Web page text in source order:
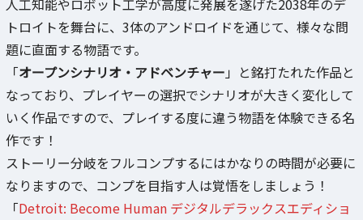
人工知能やロボット工学が高度に発展を遂げた2038年のデ
トロイトを舞台に、3体のアンドロイドを通じて、様々な問
題に直面する物語です。
「オープンシナリオ・アドベンチャー 」と銘打たれた作品と
なっており、プレイヤーの選択でシナリオが大きく変化して
いく作品ですので、プレイする度に違う物語を体験できる名
作です！
ストーリー分岐をフルコンプするにはかなりの時間が必要に
なりますので、コンプを目指す人は覚悟をしましょう！
「Detroit: Become Human デジタルデラックスエディショ